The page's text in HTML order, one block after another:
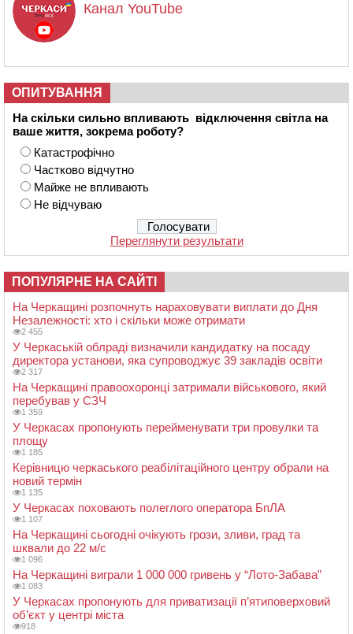
Канал YouTube
ОПИТУВАННЯ
На скільки сильно впливають відключення світла на
ваше життя, зокрема роботу?
Катастрофічно
Частково відчутно
Майже не впливають
Не відчуваю
Переглянути результати
ПОПУЛЯРНЕ НА САЙТІ
На Черкащині розпочнуть нараховувати виплати до Дня
Незалежності: хто і скільки може отримати
2 455
У Черкаській облраді визначили кандидатку на посаду
директора установи, яка супроводжує 39 закладів освіти
2 317
На Черкащині правоохоронці затримали військового, який
перебував у СЗЧ
1 359
У Черкасах пропонують перейменувати три провулки та
площу
1 185
Керівницю черкаського реабілітаційного центру обрали на
новий термін
1 135
У Черкасах поховають полеглого оператора БпЛА
1 107
На Черкащині сьогодні очікують грози, зливи, град та
шквали до 22 м/с
1 096
На Черкащині виграли 1 000 000 гривень у “Лото-Забава”
1 083
У Черкасах пропонують для приватизації п’ятиповерховий
об’єкт у центрі міста
918